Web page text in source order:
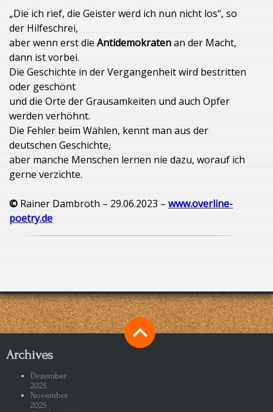
„Die ich rief, die Geister werd ich nun nicht los“, so
der Hilfeschrei,
aber wenn erst die Antidemokratenan der Macht,
dann ist vorbei.
Die Geschichte in der Vergangenheit wird bestritten
oder geschönt
und die Orte der Grausamkeiten und auch Opfer
werden verhöhnt.
Die Fehler beim Wählen, kennt man aus der
deutschen Geschichte,
aber manche Menschen lernen nie dazu, worauf ich
gerne verzichte.
© Rainer Dambroth – 29.06.2023 – www.overline-
poetry.de
Archives
Dezember
2025
November
2025